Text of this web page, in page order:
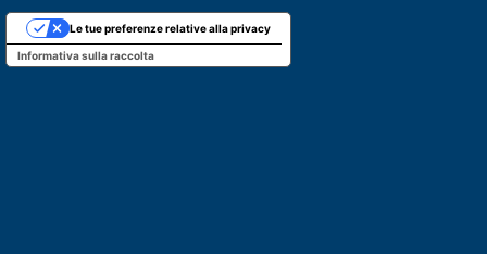
Informativa sulla raccolta
Le tue preferenze relative alla privacy